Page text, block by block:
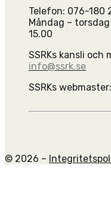
Telefon: 076-180
Måndag –
15.00
SSRKs kansli och
info@ssrk.se
SSRKs webmaster:
© 2026 –